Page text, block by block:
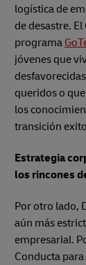
logística de
de desastre.
programa
jóvenes que
queridos o
los
transición
Estrategia
los rincones
Por otro lado,
aún más
empresarial.
Conducta